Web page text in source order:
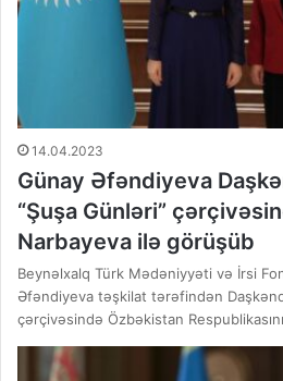
14.04.2023
Günay Əfəndiyeva
“Şuşa Günləri”
Narbayeva ilə görüşüb
Beynəlxalq Türk Mədəniyyəti və İrsi
Əfəndiyeva təşkilat tərəfindən
çərçivəsində Özbəkistan